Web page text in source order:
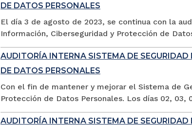
DE DATOS PERSONALES
El día 3 de agosto de 2023, se continua con la
Información, Ciberseguridad y Protección de
AUDITORÍA INTERNA SISTEMA DE
DE DATOS PERSONALES
Con el fin de mantener y mejorar el Sistema de
Protección de Datos Personales. Los días 02,
AUDITORÍA INTERNA SISTEMA DE